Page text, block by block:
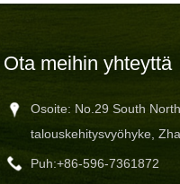
Ota meihin yhteyttä
Osoite: No.29 South
talouskehitysvyöhyke,
Puh:+86-596-7361872